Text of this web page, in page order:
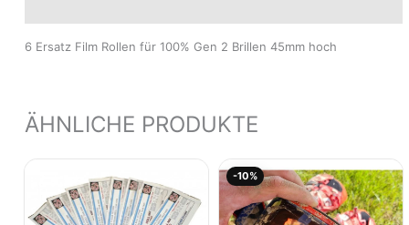
6 Ersatz Film Rollen für 100% Gen 2 Brillen 45mm hoch
ÄHNLICHE PRODUKTE
-10%
Preis
war:
15,95€
ist: